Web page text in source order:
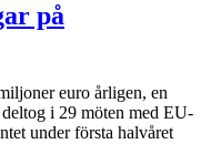
på
euro årligen, en
i 29 möten med EU-
under första halvåret